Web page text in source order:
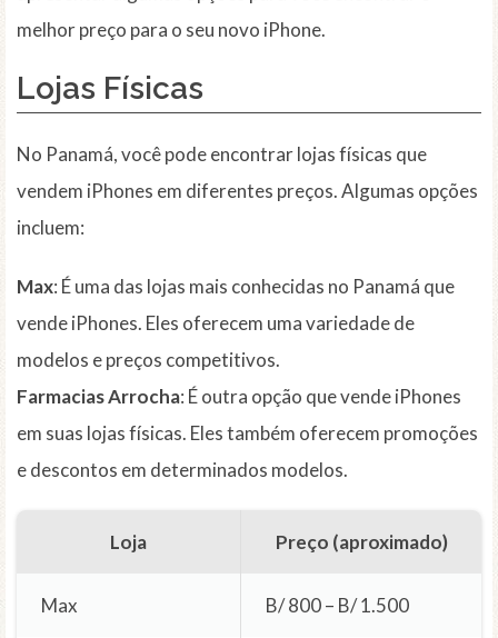
melhor preço para o seu novo iPhone.
Lojas Físicas
No Panamá, você pode encontrar lojas físicas que
vendem iPhones em diferentes preços. Algumas opções
incluem:
Max: É uma das lojas mais conhecidas no Panamá que
vende iPhones. Eles oferecem uma variedade de
modelos e preços competitivos.
Farmacias Arrocha: É outra opção que vende iPhones
em suas lojas físicas. Eles também oferecem promoções
e descontos em determinados modelos.
Loja Preço (aproximado)
Max B/ 800 – B/ 1.500